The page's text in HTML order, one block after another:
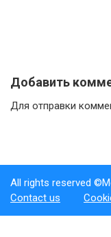
Добавить
Для отправки
All rights reserved
Contact us